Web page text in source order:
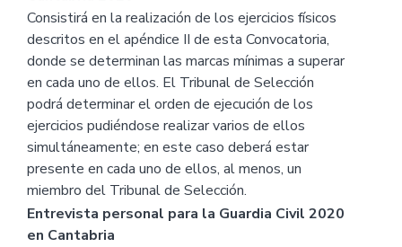
Consistirá en la realización de los ejercicios físicos
descritos en el apéndice II de esta Convocatoria,
donde se determinan las marcas mínimas a superar
en cada uno de ellos. El Tribunal de Selección
podrá determinar el orden de ejecución de los
ejercicios pudiéndose realizar varios de ellos
simultáneamente; en este caso deberá estar
presente en cada uno de ellos, al menos, un
miembro del Tribunal de Selección.
Entrevista personal para la Guardia Civil 2020
en Cantabria